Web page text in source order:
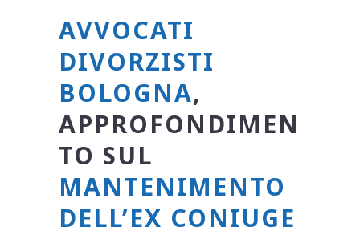
AVVOCATI
DIVORZISTI
BOLOGNA,
APPROFONDIMEN
TO SUL
MANTENIMENTO
DELL’EX CONIUGE